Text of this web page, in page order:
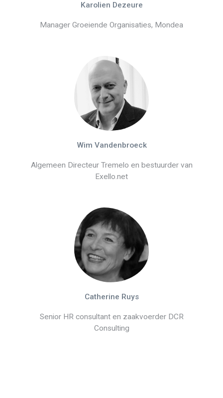
Karolien Dezeure
Manager Groeiende Organisaties, Mondea
Wim Vandenbroeck
Algemeen Directeur Tremelo en bestuurder van
Exello.net
Catherine Ruys
Senior HR consultant en zaakvoerder DCR
Consulting